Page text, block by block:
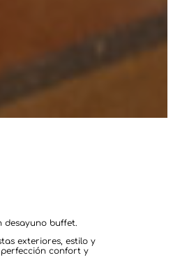
desayuno buffet.
exteriores, estilo y
confort y